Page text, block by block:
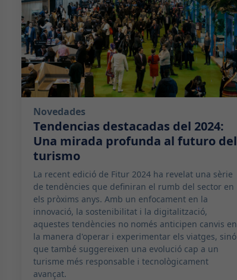
Novedades
Tendencias destacadas del 2024:
Una mirada profunda al futuro del
turismo
La recent edició de Fitur 2024 ha revelat una sèrie
de tendències que definiran el rumb del sector en
els pròxims anys. Amb un enfocament en la
innovació, la sostenibilitat i la digitalització,
aquestes tendències no només anticipen canvis en
la manera d'operar i experimentar els viatges, sinó
que també suggereixen una evolució cap a un
turisme més responsable i tecnològicament
avançat.